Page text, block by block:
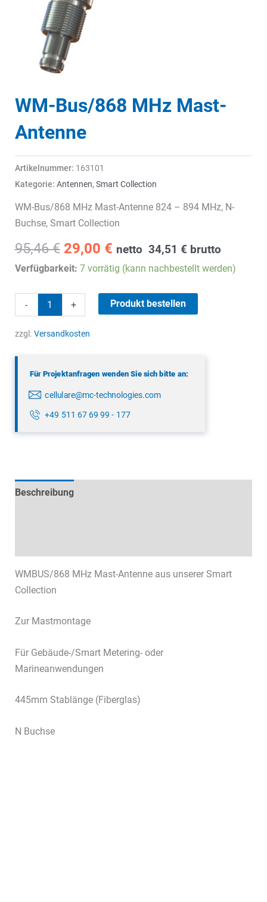
WM-Bus/868 MHz Mast-
Antenne
Artikelnummer: 163101
Kategorie: Antennen,Smart Collection
WM-Bus/868 MHz Mast-Antenne 824 – 894 MHz, N-
Buchse, Smart Collection
95,46€ Ursprünglicher
Preis
95,46 €
29,00 €Aktueller
Preis
29,00 €.
netto 34,51 € brutto
Verfügbarkeit: 7 vorrätig (kann nachbestellt werden)
-
Bus/868
MHz
+ Produkt bestellen
zzgl. Versandkosten
Für Projektanfragen wenden Sie sich bitte an:
cellulare@mc-technologies.com
+49 511 67 69 99 - 177
Beschreibung
WMBUS/868 MHz Mast-Antenne aus unserer Smart
Collection
Zur Mastmontage
Für Gebäude-/Smart Metering- oder
Marineanwendungen
445mm Stablänge (Fiberglas)
N Buchse